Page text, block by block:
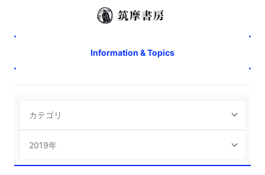
Information & Topics